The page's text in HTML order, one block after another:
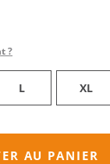
?
L XL
AU PANIER